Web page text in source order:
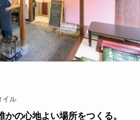
イル
の心地よい場所をつくる。